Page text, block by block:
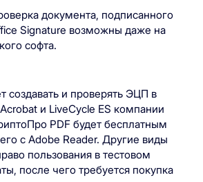
документа, подписанного
Signature возможны даже на
софта.
создавать и проверять ЭЦП в
и LiveCycle ES компании
PDF будет бесплатным
с Adobe Reader. Другие виды
пользования в тестовом
после чего требуется покупка